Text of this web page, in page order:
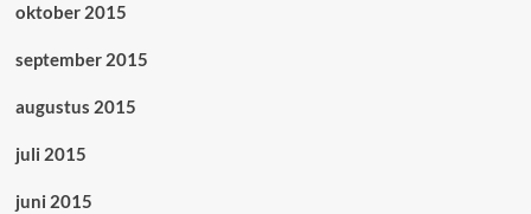
oktober 2015
september 2015
augustus 2015
juli 2015
juni 2015